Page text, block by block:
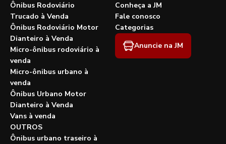
Ônibus Rodoviário
Trucado à Venda
Ônibus Rodoviário Motor
Dianteiro à Venda
Micro-ônibus rodoviário à
venda
Micro-ônibus urbano à
venda
Ônibus Urbano Motor
Dianteiro à Venda
Vans à venda
OUTROS
Ônibus urbano traseiro à
Conheça a JM
Fale conosco
Categorias
Anuncie na JM